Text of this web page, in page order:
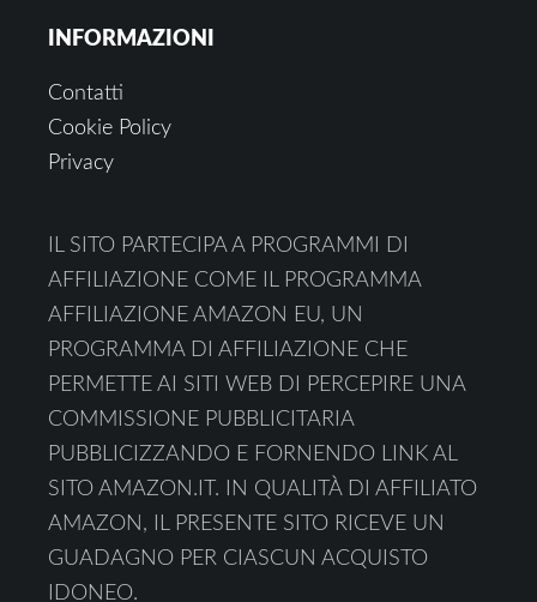
INFORMAZIONI
Contatti
Cookie Policy
Privacy
IL SITO PARTECIPA A PROGRAMMI DI
AFFILIAZIONE COME IL PROGRAMMA
AFFILIAZIONE AMAZON EU, UN
PROGRAMMA DI AFFILIAZIONE CHE
PERMETTE AI SITI WEB DI PERCEPIRE UNA
COMMISSIONE PUBBLICITARIA
PUBBLICIZZANDO E FORNENDO LINK AL
SITO AMAZON.IT. IN QUALITÀ DI AFFILIATO
AMAZON, IL PRESENTE SITO RICEVE UN
GUADAGNO PER CIASCUN ACQUISTO
IDONEO.